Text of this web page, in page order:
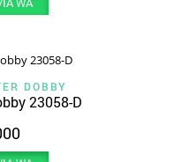
DOBBY
23058-D